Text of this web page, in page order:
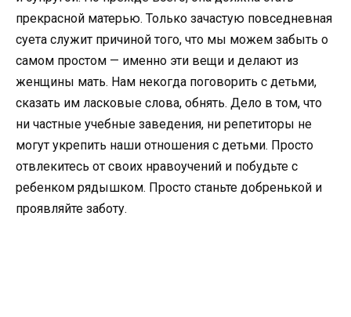
прекрасной матерью. Только зачастую повседневная
суета служит причиной того, что мы можем забыть о
самом простом — именно эти вещи и делают из
женщины мать. Нам некогда поговорить с детьми,
сказать им ласковые слова, обнять. Дело в том, что
ни частные учебные заведения, ни репетиторы не
могут укрепить наши отношения с детьми. Просто
отвлекитесь от своих нравоучений и побудьте с
ребенком рядышком. Просто станьте добренькой и
проявляйте заботу.